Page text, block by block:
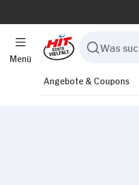
Menü
Angebote & Coupons